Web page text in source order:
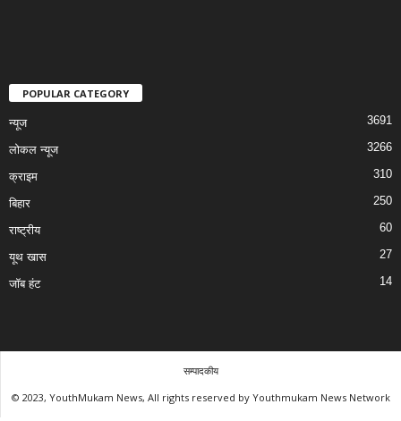
POPULAR CATEGORY
न्यूज 3691
लोकल न्यूज 3266
क्राइम 310
बिहार 250
राष्ट्रीय 60
यूथ खास 27
जॉब हंट 14
सम्पादकीय
© 2023, YouthMukam News, All rights reserved by Youthmukam News Network